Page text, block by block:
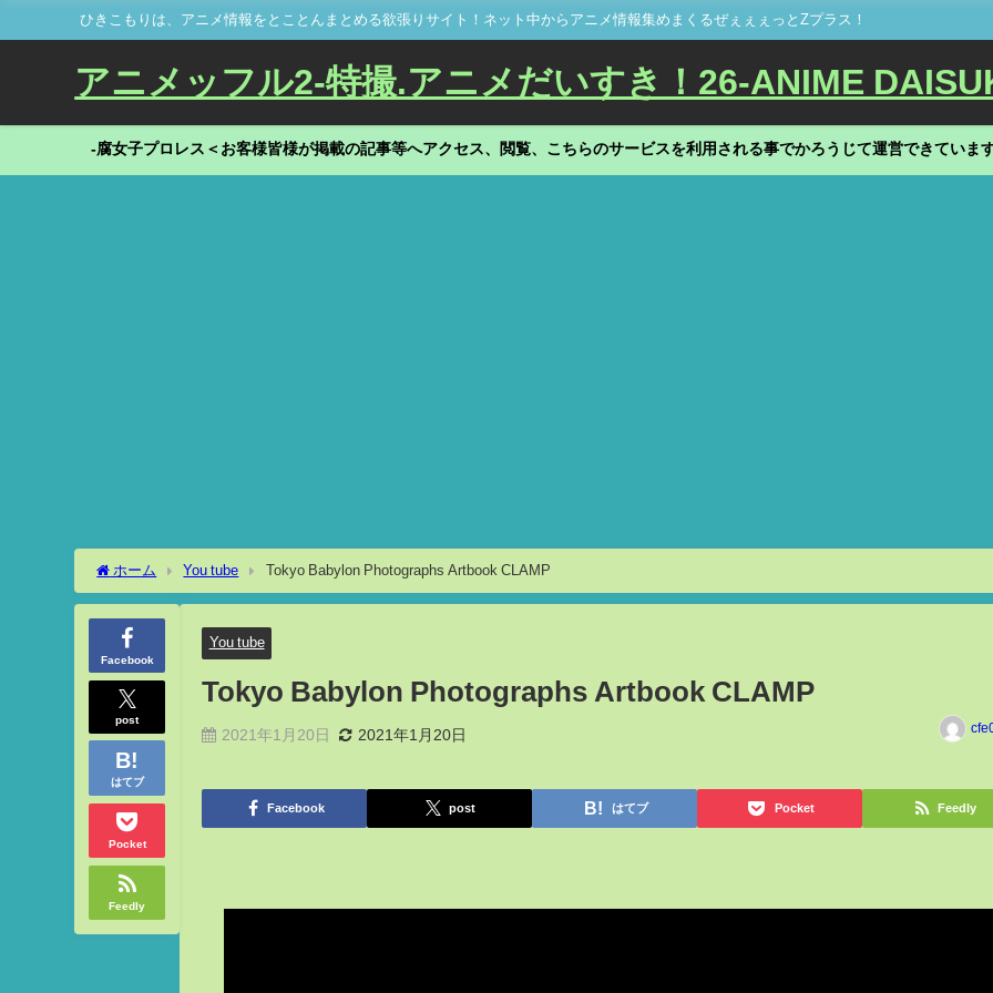
ひきこもりは、アニメ情報をとことんまとめる欲張りサイト！ネット中からアニメ情報集めまくるぜぇぇぇっとZプラス！
アニメッフル2-特撮.アニメだいすき！26-ANIME
-腐女子プロレス＜お客様皆様が掲載の記事等へアクセス、閲覧、こちらのサービスを利用される事でかろうじて運営できていま
ホーム You tube Tokyo Babylon Photographs Artbook CLAMP
Facebook
post
はてブ
Pocket
Feedly
You tube
Tokyo Babylon Photographs Artbook CLAMP
2021年1月20日 2021年1月20日
Facebook post はてブ Pocket Feedly